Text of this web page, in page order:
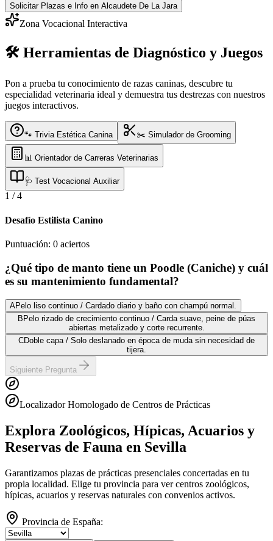
Solicitar Plazas e Info en Alcaudete De La Jara
Zona Vocacional Interactiva
🛠️ Herramientas de Diagnóstico y Juegos
Pon a prueba tu conocimiento de razas caninas, descubre tu
especialidad veterinaria ideal y demuestra tus destrezas con nuestros
juegos interactivos.
🐾 Trivia Estética Canina ✂️ Simulador de Grooming
📊 Orientador de Carreras Veterinarias
🩺 Test Vocacional Auxiliar
1 /4
Desafío Estilista Canino
Puntuación: 0 aciertos
¿Qué tipo de manto tiene un Poodle (Caniche) y cuál
es su mantenimiento fundamental?
APelo liso continuo / Cardado diario y baño con champú normal.
B Pelo rizado de crecimiento continuo / Carda suave, peine de púas
abiertas metalizado y corte recurrente.
CDoble capa / Solo deslanado en época de muda sin necesidad de
tijera.
Siguiente Pregunta
Localizador Homologado de Centros de Prácticas
Explora Zoológicos, Hípicas, Acuarios y
Reservas de Fauna en Sevilla
Garantizamos plazas de prácticas presenciales concertadas en tu
propia localidad. Elige tu provincia para ver centros zoológicos,
hípicas, acuarios y reservas naturales con convenios activos.
Provincia de España: